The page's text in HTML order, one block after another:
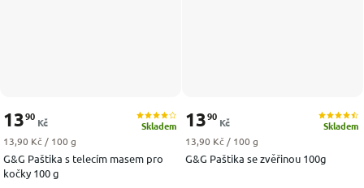
G&G Paštika s telecím masem pro
kočky 100 g
Skladem
1390
Kč
Měrná cena:
13,90 Kč / 100 g
G&G Paštika se zvěřinou 100g
Skladem
1390
Kč
Měrná cena:
13,90 Kč / 100 g